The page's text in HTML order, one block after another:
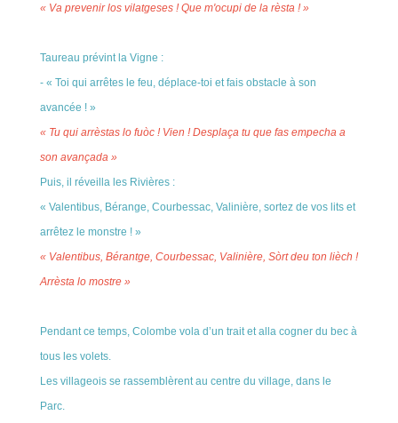
« Va prevenir los vilatgeses ! Que m'ocupi de la rèsta ! »
Taureau prévint la Vigne :
- « Toi qui arrêtes le feu, déplace-toi et fais obstacle à son
avancée ! »
« Tu qui arrèstas lo fuòc ! Vien ! Desplaça tu que fas empecha a
son avançada »
Puis, il réveilla les Rivières :
« Valentibus, Bérange, Courbessac, Valinière, sortez de vos lits et
arrêtez le monstre ! »
« Valentibus, Bérantge, Courbessac, Valinière, Sòrt deu ton lièch !
Arrèsta lo mostre »
Pendant ce temps, Colombe vola d’un trait et alla cogner du bec à
tous les volets.
Les villageois se rassemblèrent au centre du village, dans le
Parc.